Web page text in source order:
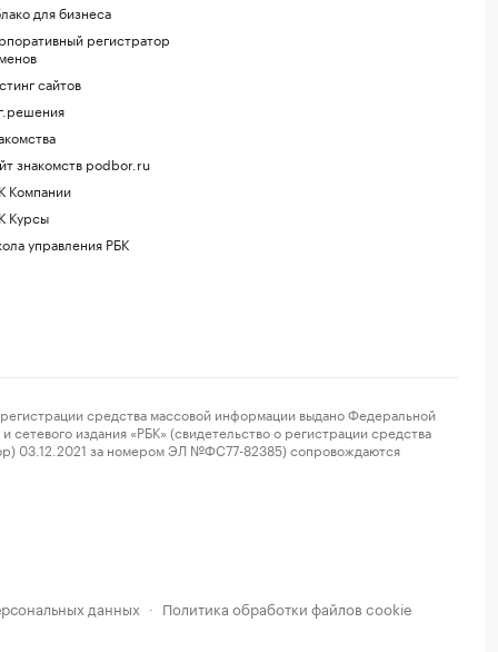
для бизнеса
регистратор
сайтов
знакомств podbor.ru
Компании
Курсы
управления РБК
средства массовой информации выдано Федеральной
издания «РБК» (свидетельство о регистрации средства
03.12.2021 за номером ЭЛ №ФС77-82385) сопровождаются
данных · Политика обработки файлов cookie